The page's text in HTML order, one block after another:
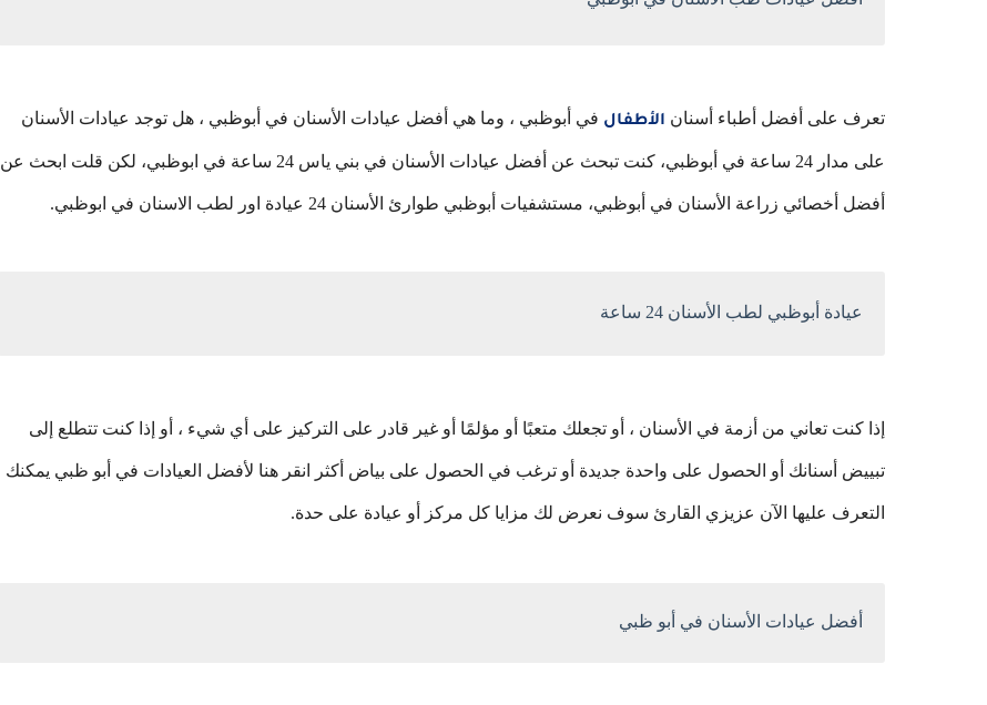
تعرف على أفضل أطباء أسنان الأطفال في أبوظبي ، وما هي أفضل عيادات الأسنان في أبوظبي ، هل توجد عيادات الأسنان
على مدار 24 ساعة في أبوظبي، كنت تبحث عن أفضل عيادات الأسنان في بني ياس 24 ساعة في ابوظبي، لكن قلت ابحث عن
أفضل أخصائي زراعة الأسنان في أبوظبي، مستشفيات أبوظبي طوارئ الأسنان 24 عيادة اور لطب الاسنان في ابوظبي.
عيادة أبوظبي لطب الأسنان 24 ساعة
إذا كنت تعاني من أزمة في الأسنان ، أو تجعلك متعبًا أو مؤلمًا أو غير قادر على التركيز على أي شيء ، أو إذا كنت تتطلع إلى
تبييض أسنانك أو الحصول على واحدة جديدة أو ترغب في الحصول على بياض أكثر انقر هنا لأفضل العيادات في أبو ظبي يمكنك
التعرف عليها الآن عزيزي القارئ سوف نعرض لك مزايا كل مركز أو عيادة على حدة.
أفضل عيادات الأسنان في أبو ظبي